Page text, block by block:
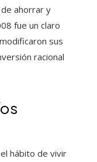
ahorrar y
fue un claro
sus
racional
hábito de vivir